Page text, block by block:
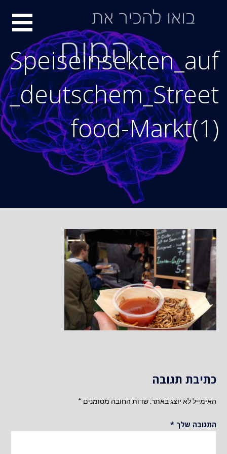
Speiseinsekten_auf
_deutschem_Street
food-Markt(1)
כתיבת תגובה
האימייל לא יוצג באתר.שדות החובה מסומנים *
התגובה שלך *